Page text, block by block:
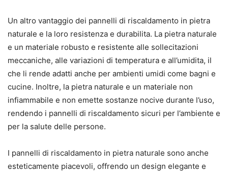
Un altro vantaggio dei pannelli di riscaldamento in pietra
naturale e la loro resistenza e durabilita. La pietra naturale
e un materiale robusto e resistente alle sollecitazioni
meccaniche, alle variazioni di temperatura e all’umidita, il
che li rende adatti anche per ambienti umidi come bagni e
cucine. Inoltre, la pietra naturale e un materiale non
infiammabile e non emette sostanze nocive durante l’uso,
rendendo i pannelli di riscaldamento sicuri per l’ambiente e
per la salute delle persone.
I pannelli di riscaldamento in pietra naturale sono anche
esteticamente piacevoli, offrendo un design elegante e